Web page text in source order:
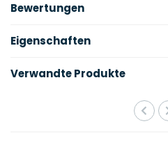
Bewertungen
Eigenschaften
Verwandte Produkte